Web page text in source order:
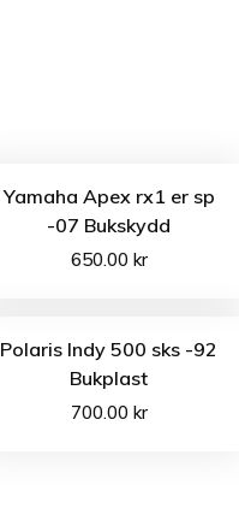
Yamaha Apex rx1 er sp
-07 Bukskydd
650.00 kr
Polaris Indy 500 sks -92
Bukplast
700.00 kr